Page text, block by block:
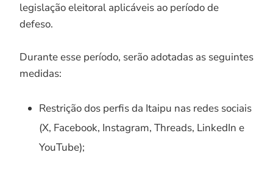
legislação eleitoral aplicáveis ao período de
defeso.
Durante esse período, serão adotadas as seguintes
medidas:
Restrição dos perfis da Itaipu nas redes sociais
(X, Facebook, Instagram, Threads, LinkedIn e
YouTube);